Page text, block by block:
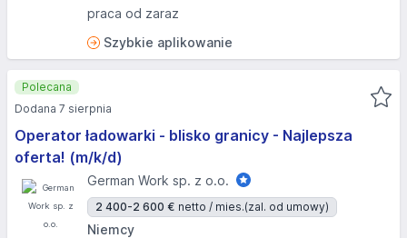
praca od zaraz
Szybkie aplikowanie
Operator ładowarki - blisko granicy - Najlepsza
oferta! (m/k/d)
German Work sp. z o.o.
2 400-2 600 € netto / mies.(zal. od umowy)
Niemcy
Polecana
Dodana 7 sierpnia